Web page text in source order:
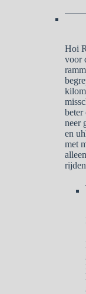
Hoi
voor
beter
neer
en
met